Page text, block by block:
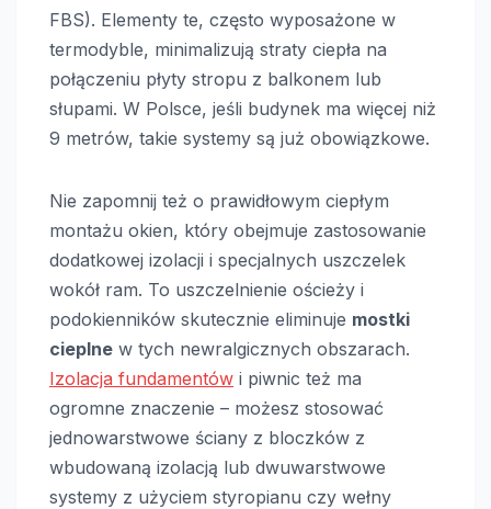
FBS). Elementy te, często wyposażone w
termodyble, minimalizują straty ciepła na
połączeniu płyty stropu z balkonem lub
słupami. W Polsce, jeśli budynek ma więcej niż
9 metrów, takie systemy są już obowiązkowe.
Nie zapomnij też o prawidłowym ciepłym
montażu okien, który obejmuje zastosowanie
dodatkowej izolacji i specjalnych uszczelek
wokół ram. To uszczelnienie ościeży i
podokienników skutecznie eliminuje mostki
cieplne w tych newralgicznych obszarach.
Izolacja fundamentów i piwnic też ma
ogromne znaczenie – możesz stosować
jednowarstwowe ściany z bloczków z
wbudowaną izolacją lub dwuwarstwowe
systemy z użyciem styropianu czy wełny